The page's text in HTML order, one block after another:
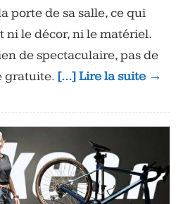
porte de sa salle, ce qui
ni le décor, ni le matériel.
de spectaculaire, pas de
gratuite. […] Lire la suite →